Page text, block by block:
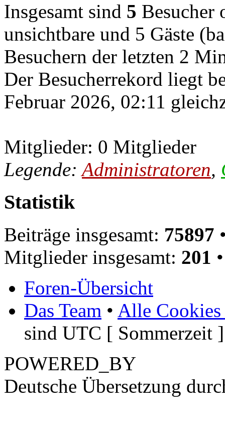
Insgesamt sind 5 Besucher
unsichtbare und 5 Gäste
Besuchern der letzten 2
Der Besucherrekord liegt
Februar 2026, 02:11
Mitglieder: 0 Mitglieder
Legende:Administratoren,
Statistik
Beiträge insgesamt: 75897
Mitglieder insgesamt: 201
Foren-Übersicht
Das Team • Alle Cookies
sind UTC [ Sommerzeit ]
POWERED_BY
Deutsche Übersetzung